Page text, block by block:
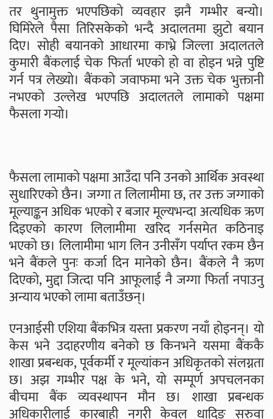
तर थुनामुक्त भएपछिको व्यवहार झनै गम्भीर बन्यो।
घिमिरेले पैसा तिरिसकेको भन्दै अदालतमा झुटो बयान
दिए। सोही बयानको आधारमा काभ्रे जिल्ला अदालतले
कुमारी बैंकलाई चेक फिर्ता भएको हो वा होइन भन्ने पुष्टि
गर्न पत्र लेख्यो। बैंकको जवाफमा भने उक्त चेक भुक्तानी
नभएको उल्लेख भएपछि अदालतले लामाको पक्षमा
फैसला गर्‍यो।
फैसला लामाको पक्षमा आउँदा पनि उनको आर्थिक अवस्था
सुधारिएको छैन। जग्गा त लिलामीमा छ, तर उक्त जग्गाको
मूल्याङ्कन अधिक भएको र बजार मूल्यभन्दा अत्यधिक ऋण
दिइएको कारण लिलामीमा खरिद गर्नसमेत कठिनाइ
भएको छ। लिलामीमा भाग लिन उनीसँग पर्याप्त रकम छैन
भने बैंकले पुनः कर्जा दिन मानेको छैन। बैंकले नै ऋण
दिएको, मुद्दा जित्दा पनि आफूलाई नै जग्गा फिर्ता नपाउनु
अन्याय भएको लामा बताउँछन्।
एनआईसी एशिया बैंकभित्र यस्ता प्रकरण नयाँ होइनन्। यो
केस भने उदाहरणीय बनेको छ किनभने यसमा बैंककै
शाखा प्रबन्धक, पूर्वकर्मी र मूल्यांकन अधिकृतको संलग्नता
छ। अझ गम्भीर पक्ष के भने, यो सम्पूर्ण अपचलनका
बीचमा बैंक व्यवस्थापन मौन छ। शाखा प्रबन्धक